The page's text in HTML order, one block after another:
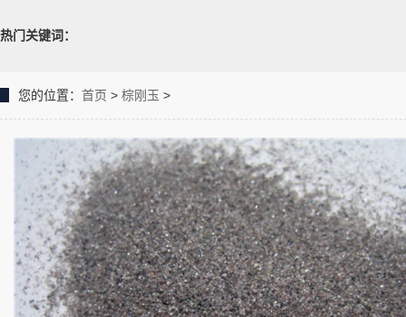
热门关键词：
您的位置： 首页 > 棕刚玉 >